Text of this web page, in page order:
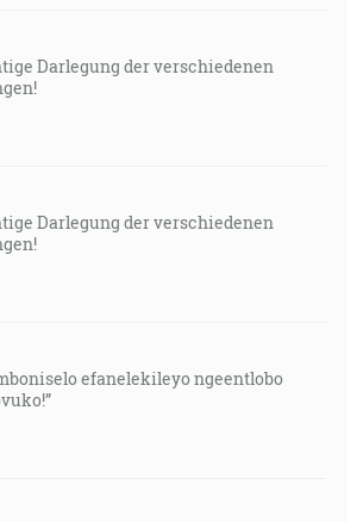
Darlegung der verschiedenen
Darlegung der verschiedenen
efanelekileyo ngeentlobo